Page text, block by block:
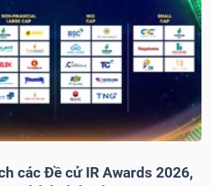
các Đề cử IR Awards 2026,